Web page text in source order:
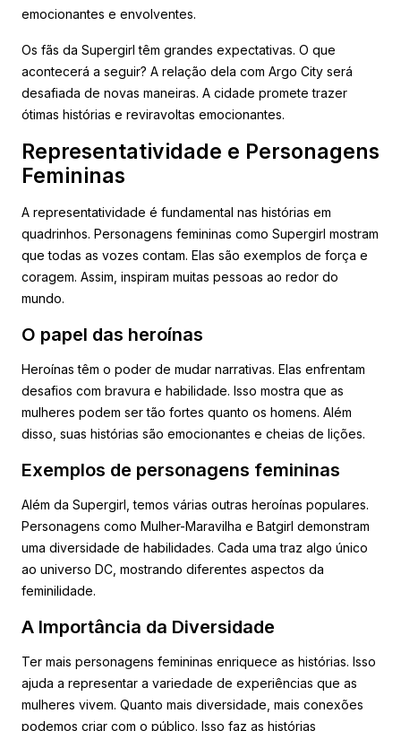
emocionantes e envolventes.
Os fãs da Supergirl têm grandes expectativas. O que
acontecerá a seguir? A relação dela com Argo City será
desafiada de novas maneiras. A cidade promete trazer
ótimas histórias e reviravoltas emocionantes.
Representatividade e Personagens
Femininas
A representatividade é fundamental nas histórias em
quadrinhos. Personagens femininas como Supergirl mostram
que todas as vozes contam. Elas são exemplos de força e
coragem. Assim, inspiram muitas pessoas ao redor do
mundo.
O papel das heroínas
Heroínas têm o poder de mudar narrativas. Elas enfrentam
desafios com bravura e habilidade. Isso mostra que as
mulheres podem ser tão fortes quanto os homens. Além
disso, suas histórias são emocionantes e cheias de lições.
Exemplos de personagens femininas
Além da Supergirl, temos várias outras heroínas populares.
Personagens como Mulher-Maravilha e Batgirl demonstram
uma diversidade de habilidades. Cada uma traz algo único
ao universo DC, mostrando diferentes aspectos da
feminilidade.
A Importância da Diversidade
Ter mais personagens femininas enriquece as histórias. Isso
ajuda a representar a variedade de experiências que as
mulheres vivem. Quanto mais diversidade, mais conexões
podemos criar com o público. Isso faz as histórias